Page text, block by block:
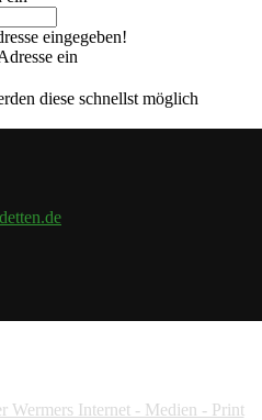
eingegeben!
ein
diese schnellst möglich
Wermers Internet - Medien - Print